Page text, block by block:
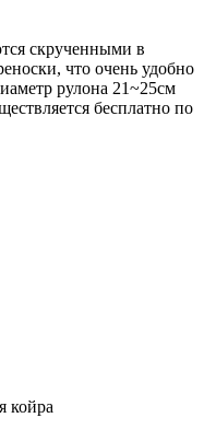
скрученными в
что очень удобно
рулона 21~25см
бесплатно по
койра